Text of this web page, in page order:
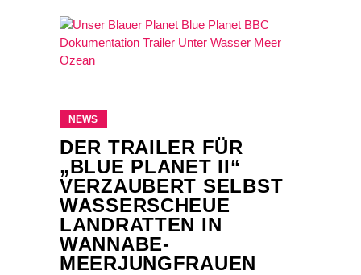
NEWS
DER TRAILER FÜR
„BLUE PLANET II“
VERZAUBERT SELBST
WASSERSCHEUE
LANDRATTEN IN
WANNABE-
MEERJUNGFRAUEN